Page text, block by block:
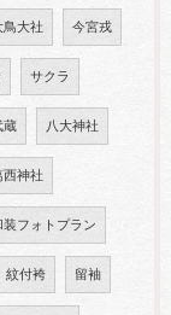
鳥大社 今宮戎
サクラ
蔵 八大神社
西神社
装フォトプラン
紋付袴 留袖